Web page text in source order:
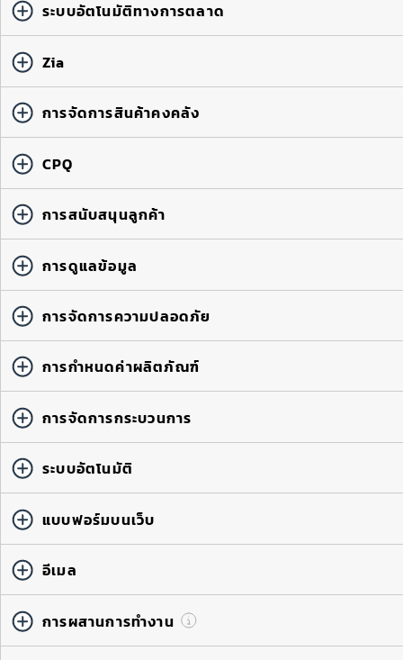
ระบบอัตโนมัติทางการตลาด
Zia
การจัดการสินค้าคงคลัง
CPQ
การสนับสนุนลูกค้า
การดูแลข้อมูล
การจัดการความปลอดภัย
การกำหนดค่าผลิตภัณฑ์
การจัดการกระบวนการ
ระบบอัตโนมัติ
แบบฟอร์มบนเว็บ
อีเมล
การผสานการทำงาน